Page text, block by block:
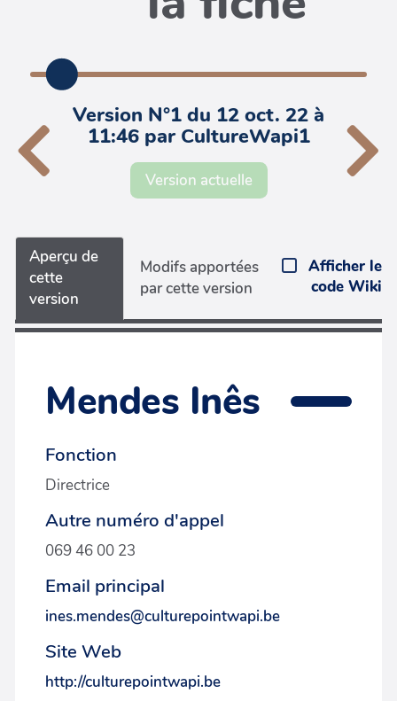
Version N°1 du 12 oct. 22 à
11:46 par CultureWapi1
Version actuelle
Aperçu de
cette
version
Modifs apportées
par cette version
Afficher le
code Wiki
Mendes Inês
Fonction
Directrice
Autre numéro d'appel
069 46 00 23
Email principal
ines.mendes@culturepointwapi.be
Site Web
http://culturepointwapi.be